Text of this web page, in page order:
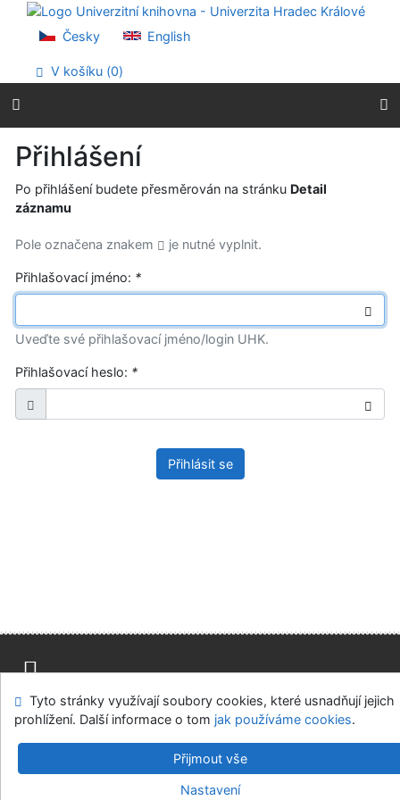
Přejít na obsah
Přejít na menu
Prohlášení o webové přístupnosti
Česky English
V košíku (0)
Přihlášení
Po přihlášení budete přesměrován na stránku Detail
záznamu
Pole označena znakem je nutné vyplnit.
Přihlašovací jméno: *
Uveďte své přihlašovací jméno/login UHK.
Přihlašovací heslo: *
Přihlásit se
Mapa stránek Přístupnost
Soukromí
Modul OpenSearch
Napište nám Nastavení cookies
Univerzitní knihovna - Univerzita Hradec Králové
v.4.8.63a-Cosmotron Bohemia, s.r.o.
Tyto stránky využívají soubory cookies, které usnadňují jejich
prohlížení. Další informace o tom jak používáme cookies.
Přijmout vše
Nastavení